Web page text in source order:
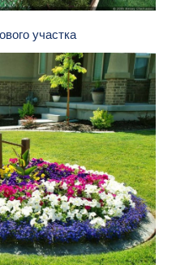
участка